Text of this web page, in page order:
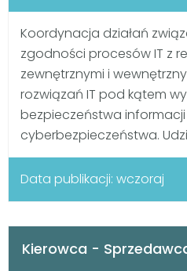
Koordynacja działań
zgodności procesów IT z
zewnętrznymi i
rozwiązań IT pod kątem
bezpieczeństwa informacji
cyberbezpieczeństwa.
Data publikacji: wczoraj